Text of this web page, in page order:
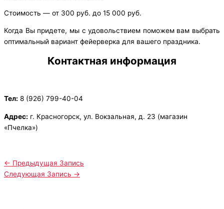
Стоимость — от 300 руб. до 15 000 руб.
Когда Вы придете, мы с удовольствием поможем вам выбрать
оптимальный вариант фейерверка для вашего праздника.
Контактная информация
Тел: 8 (926) 799-40-04
Адрес: г. Красногорск, ул. Вокзальная, д. 23 (магазин
«Пчелка»)
← Предыдущая Запись
Следующая Запись →